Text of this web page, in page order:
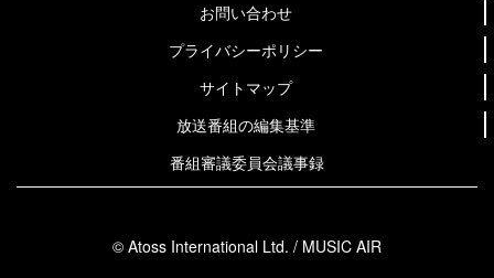
お問い合わせ
プライバシーポリシー
サイトマップ
放送番組の編集基準
番組審議委員会議事録
© Atoss International Ltd. / MUSIC AIR